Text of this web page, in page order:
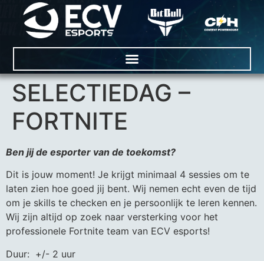
SELECTIEDAG –
FORTNITE
Ben jij de esporter van de toekomst?
Dit is jouw moment! Je krijgt minimaal 4 sessies om te
laten zien hoe goed jij bent. Wij nemen echt even de tijd
om je skills te checken en je persoonlijk te leren kennen.
Wij zijn altijd op zoek naar versterking voor het
professionele Fortnite team van ECV esports!
Duur: +/- 2 uur